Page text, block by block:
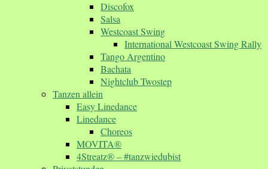
Discofox
Salsa
Westcoast Swing
International Westcoast Swing Rally
Tango Argentino
Bachata
Nightclub Twostep
Tanzen allein
Easy Linedance
Linedance
Choreos
MOVITA®
4Streatz® – #tanzwiedubist